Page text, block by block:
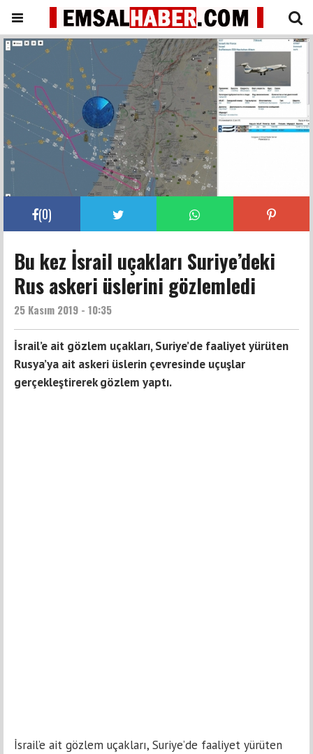
(0)
Bu kez İsrail uçakları Suriye’deki
Rus askeri üslerini gözlemledi
25 Kasım 2019 - 10:35
İsrail’e ait gözlem uçakları, Suriye’de faaliyet yürüten
Rusya’ya ait askeri üslerin çevresinde uçuşlar
gerçekleştirerek gözlem yaptı.
İsrail’e ait gözlem uçakları, Suriye’de faaliyet yürüten